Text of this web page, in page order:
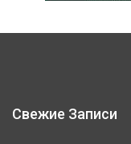
Свежие Записи